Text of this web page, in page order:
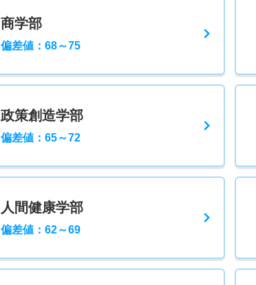
商学部
偏差値：68～75
政策創造学部
偏差値：65～72
人間健康学部
偏差値：62～69